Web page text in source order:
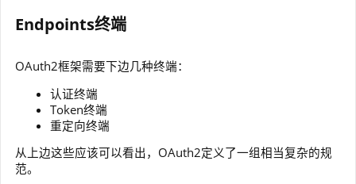
Endpoints终端
OAuth2框架需要下边几种终端：
认证终端
Token终端
重定向终端
从上边这些应该可以看出，OAuth2定义了一组相当复杂的规
范。